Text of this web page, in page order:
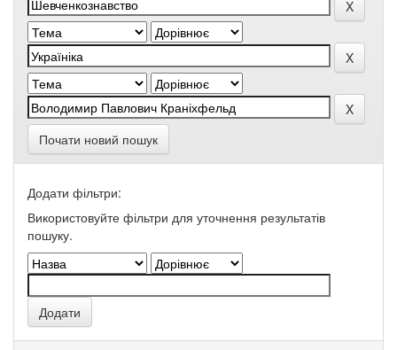
Почати новий пошук
Додати фільтри:
Використовуйте фільтри для уточнення результатів
пошуку.